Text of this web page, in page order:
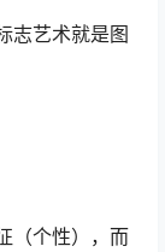
志艺术就是图
（个性），而